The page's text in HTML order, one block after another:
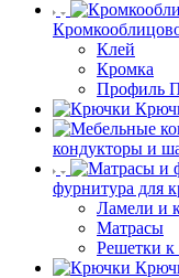
Клей
Кромка
Профиль
кондукторы и
фурнитура для
Ламели и
Матрасы
Решетки к